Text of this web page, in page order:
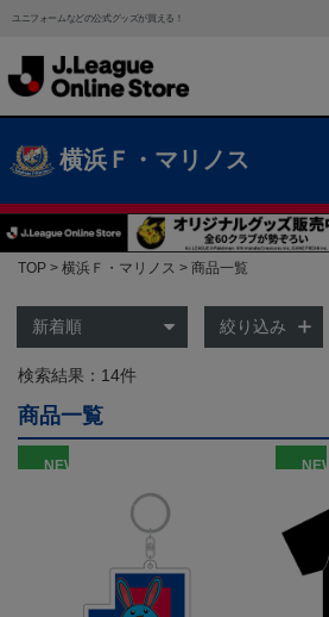
ユニフォームなどの公式グッズが買える！
横浜Ｆ・マリノス
TOP 横浜Ｆ・マリノス 商品一覧
絞り込み
検索結果：14件
商品一覧
NEW NEW